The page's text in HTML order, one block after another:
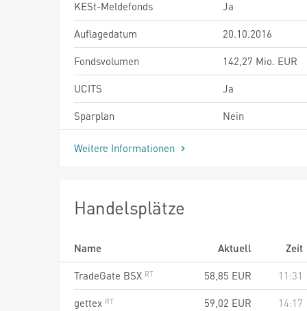
KESt-Meldefonds
Ja
Auflagedatum
20.10.2016
Fondsvolumen
142,27 Mio. EUR
UCITS
Ja
Sparplan
Nein
Weitere Informationen
Handelsplätze
Name Aktuell
Zeit
TradeGate BSX
58,85 EUR
11:31
gettex
59,02 EUR
14:17